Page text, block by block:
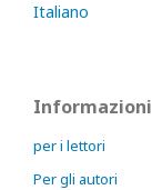
Italiano
Informazioni
per i lettori
Per gli autori